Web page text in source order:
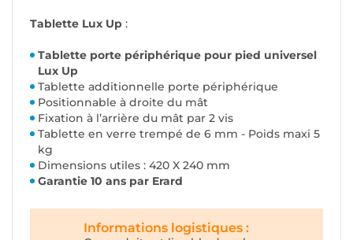
Tablette Lux Up :
Tablette porte périphérique pour pied universel
Lux Up
Tablette additionnelle porte périphérique
Positionnable à droite du mât
Fixation à l’arrière du mât par 2 vis
Tablette en verre trempé de 6 mm - Poids maxi 5
kg
Dimensions utiles : 420 X 240 mm
Garantie 10 ans par Erard
Informations logistiques :